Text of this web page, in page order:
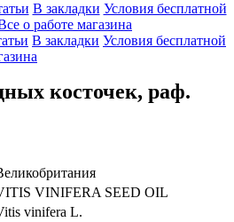
В закладки Условия бесплатной
о работе магазина
В закладки Условия бесплатной
косточек, раф.
VINIFERA SEED OIL
vinifera L.